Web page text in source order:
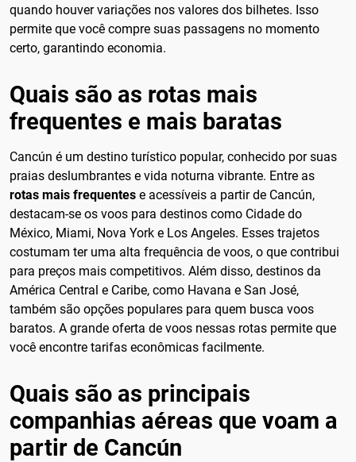
quando houver variações nos valores dos bilhetes. Isso
permite que você compre suas passagens no momento
certo, garantindo economia.
Quais são as rotas mais
frequentes e mais baratas
Cancún é um destino turístico popular, conhecido por suas
praias deslumbrantes e vida noturna vibrante. Entre as
rotas mais frequentes e acessíveis a partir de Cancún,
destacam-se os voos para destinos como Cidade do
México, Miami, Nova York e Los Angeles. Esses trajetos
costumam ter uma alta frequência de voos, o que contribui
para preços mais competitivos. Além disso, destinos da
América Central e Caribe, como Havana e San José,
também são opções populares para quem busca voos
baratos. A grande oferta de voos nessas rotas permite que
você encontre tarifas econômicas facilmente.
Quais são as principais
companhias aéreas que voam a
partir de Cancún